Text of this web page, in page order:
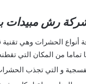
رش مبيدات
أنواع الحشرات وهي تقنية
من المكان التي
و التي تجذب الحشرات